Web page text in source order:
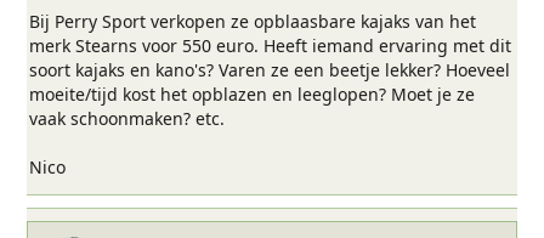
Bij Perry Sport verkopen ze opblaasbare kajaks van het
merk Stearns voor 550 euro. Heeft iemand ervaring met dit
soort kajaks en kano's? Varen ze een beetje lekker? Hoeveel
moeite/tijd kost het opblazen en leeglopen? Moet je ze
vaak schoonmaken? etc.
Nico